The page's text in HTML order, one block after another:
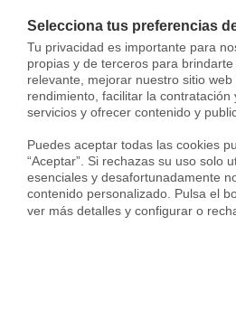
Selecciona tus preferencias
Tu privacidad es importante para
propias y de terceros para
relevante, mejorar nuestro sitio web
rendimiento, facilitar la
servicios y ofrecer contenido y
Puedes aceptar todas las cookies
“Aceptar”. Si rechazas su uso solo
esenciales y desafortunadamente
contenido personalizado. Pulsa el
ver más detalles y configurar o